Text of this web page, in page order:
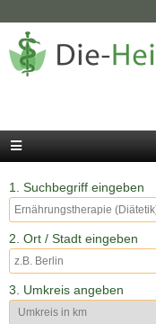
1. Suchbegriff eingeben
2. Ort / Stadt eingeben
3. Umkreis angeben